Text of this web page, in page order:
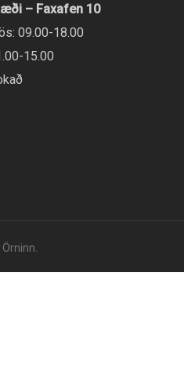
– Faxafen 10
09.00-18.00
15.00